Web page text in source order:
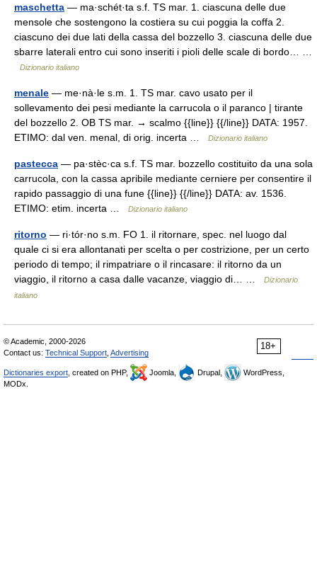
maschetta — ma·schét·ta s.f. TS mar. 1. ciascuna delle due
mensole che sostengono la costiera su cui poggia la coffa 2.
ciascuno dei due lati della cassa del bozzello 3. ciascuna delle due
sbarre laterali entro cui sono inseriti i pioli delle scale di bordo… …
Dizionario italiano
menale — me·nà·le s.m. 1. TS mar. cavo usato per il
sollevamento dei pesi mediante la carrucola o il paranco | tirante
del bozzello 2. OB TS mar. → scalmo {{line}} {{/line}} DATA: 1957.
ETIMO: dal ven. menal, di orig. incerta …
Dizionario italiano
pastecca — pa·stèc·ca s.f. TS mar. bozzello costituito da una sola
carrucola, con la cassa apribile mediante cerniere per consentire il
rapido passaggio di una fune {{line}} {{/line}} DATA: av. 1536.
ETIMO: etim. incerta …
Dizionario italiano
ritorno — ri·tór·no s.m. FO 1. il ritornare, spec. nel luogo dal
quale ci si era allontanati per scelta o per costrizione, per un certo
periodo di tempo; il rimpatriare o il rincasare: il ritorno da un
viaggio, il ritorno a casa dalle vacanze, viaggio di… …
Dizionario
italiano
18+
© Academic, 2000-2026
Contact us: Technical Support Advertising
Dictionaries export , created on PHP, Joomla, Drupal,
WordPress,
MODx.